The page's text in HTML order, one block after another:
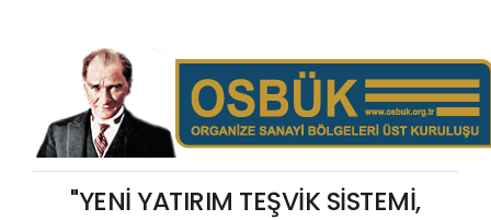
"YENİ YATIRIM TEŞVİK SİSTEMİ,